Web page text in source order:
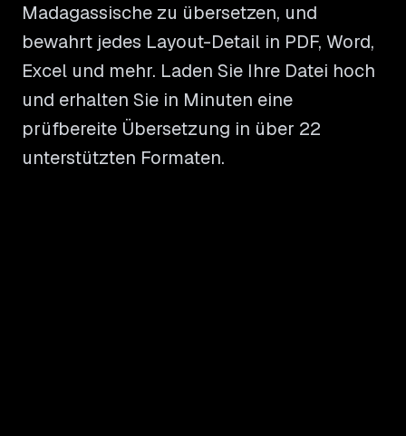
Madagassische zu übersetzen, und
bewahrt jedes Layout-Detail in PDF, Word,
Excel und mehr. Laden Sie Ihre Datei hoch
und erhalten Sie in Minuten eine
prüfbereite Übersetzung in über 22
unterstützten Formaten.